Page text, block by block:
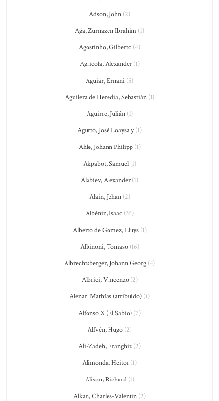
Adson, John (2)
Ağa, Zurnazen Ibrahim (1)
Agostinho, Gilberto (4)
Agricola, Alexander(1)
Aguiar, Ernani (5)
Aguilera de Heredia, Sebastián(1)
Aguirre, Julián(1)
Agurto, José Loaysa y(1)
Ahle, Johann Philipp(1)
Akpabot, Samuel(1)
Alabiev, Alexander (1)
Alain, Jehan(2)
Albéniz, Isaac (35)
Alberto de Gomez, Lluys(1)
Albinoni, Tomaso(16)
Albrechtsberger, Johann Georg (4)
Albrici, Vincenzo(2)
Aleñar, Mathías (atribuido) (1)
Alfonso X (El Sabio) (7)
Alfvén, Hugo (2)
Ali-Zadeh, Franghiz (2)
Alimonda, Heitor (1)
Alison, Richard(1)
Alkan, Charles-Valentin (2)